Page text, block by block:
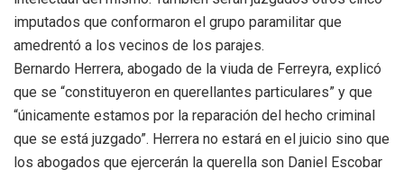
imputados que conformaron el grupo paramilitar que
amedrentó a los vecinos de los parajes.
Bernardo Herrera, abogado de la viuda de Ferreyra, explicó
que se “constituyeron en querellantes particulares” y que
“únicamente estamos por la reparación del hecho criminal
que se está juzgado”. Herrera no estará en el juicio sino que
los abogados que ejercerán la querella son Daniel Escobar